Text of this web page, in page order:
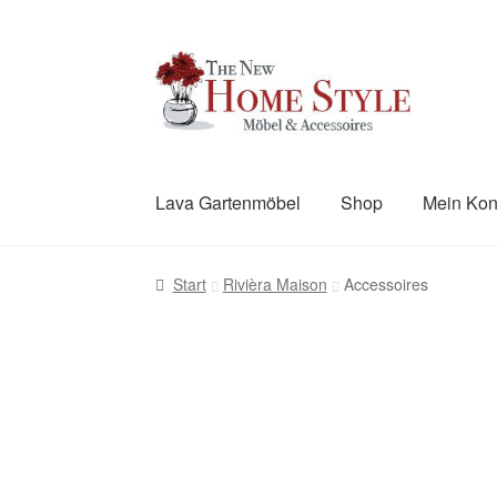
Zur
Navigation
springen
Zum
Inhalt
springen
Lava Gartenmöbel Shop Mein
Start AGB Datenschutzerklärung
Start Rivièra Maison Accessoires